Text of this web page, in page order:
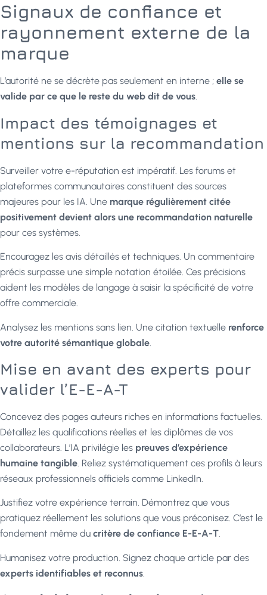
Signaux de confiance et
rayonnement externe de la
marque
L’autorité ne se décrète pas seulement en interne ; elle se
valide par ce que le reste du web dit de vous.
Impact des témoignages et
mentions sur la recommandation
Surveiller votre e-réputation est impératif. Les forums et
plateformes communautaires constituent des sources
majeures pour les IA. Une marque régulièrement citée
positivement devient alors une recommandation naturelle
pour ces systèmes.
Encouragez les avis détaillés et techniques. Un commentaire
précis surpasse une simple notation étoilée. Ces précisions
aident les modèles de langage à saisir la spécificité de votre
offre commerciale.
Analysez les mentions sans lien. Une citation textuelle renforce
votre autorité sémantique globale
Mise en avant des experts pour
valider l’E-E-A-T
Concevez des pages auteurs riches en informations factuelles.
Détaillez les qualifications réelles et les diplômes de vos
collaborateurs. L’IA privilégie les preuves d’expérience
humaine tangible. Reliez systématiquement ces profils à leurs
réseaux professionnels officiels comme LinkedIn.
Justifiez votre expérience terrain. Démontrez que vous
pratiquez réellement les solutions que vous préconisez. C’est le
fondement même du critère de confiance E-E-A-T.
Humanisez votre production. Signez chaque article par des
experts identifiables et reconnus